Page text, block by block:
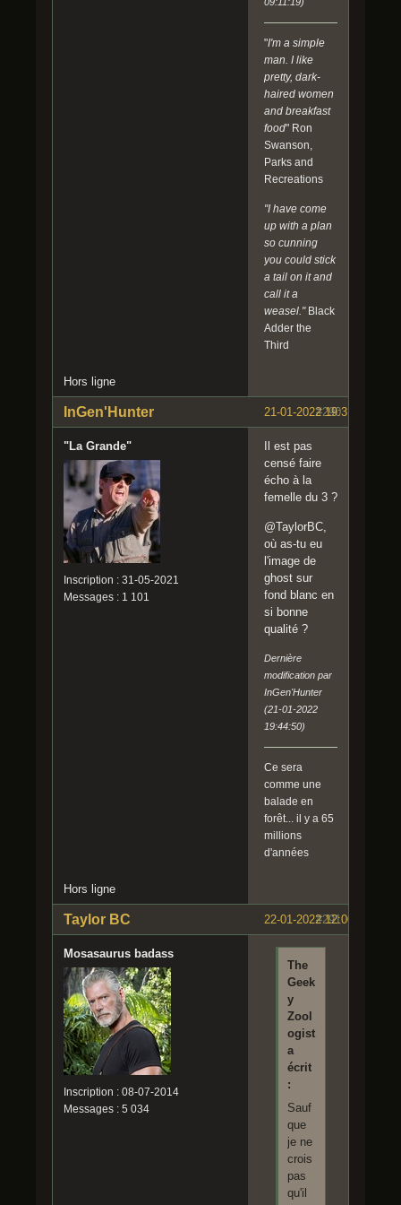
"I'm a simple
man. I like
pretty, dark-
haired women
and breakfast
food" Ron
Swanson,
Parks and
Recreations
"I have come
up with a plan
so cunning
you could stick
a tail on it and
call it a
weasel."Black
Adder the
Third
Hors ligne
#290
21-01-2022 19:31:11
InGen'Hunter
"La Grande"
Inscription : 31-05-2021
Messages : 1 101
Il est pas
censé faire
écho à la
femelle du 3 ?
@TaylorBC,
où as-tu eu
l'image de
ghost sur
fond blanc en
si bonne
qualité ?
Dernière
modification par
InGen'Hunter
(21-01-2022
19:44:50)
Ce sera
comme une
balade en
forêt... il y a 65
millions
d'années
Hors ligne
#291
22-01-2022 12:00:23
Taylor BC
Mosasaurus badass
Inscription : 08-07-2014
Messages : 5 034
The
Geek
y
Zool
ogist
a
écrit
:
Sauf
que
je ne
crois
pas
qu'il